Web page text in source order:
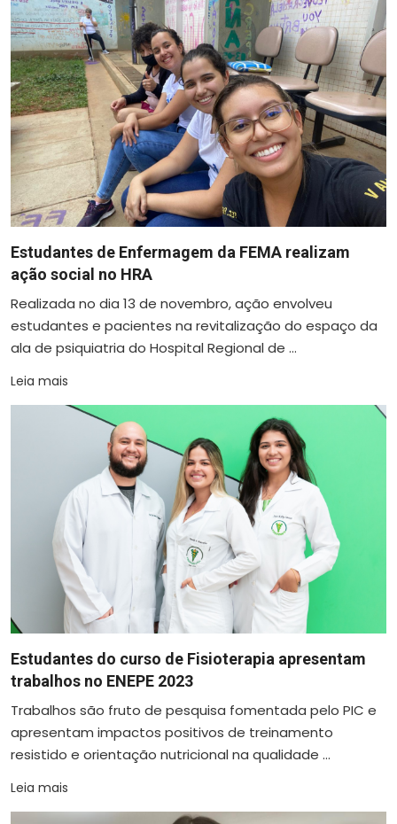
Estudantes de Enfermagem da FEMA realizam
ação social no HRA
Realizada no dia 13 de novembro, ação envolveu
estudantes e pacientes na revitalização do espaço da
ala de psiquiatria do Hospital Regional de ...
Leia mais
Estudantes do curso de Fisioterapia apresentam
trabalhos no ENEPE 2023
Trabalhos são fruto de pesquisa fomentada pelo PIC e
apresentam impactos positivos de treinamento
resistido e orientação nutricional na qualidade ...
Leia mais